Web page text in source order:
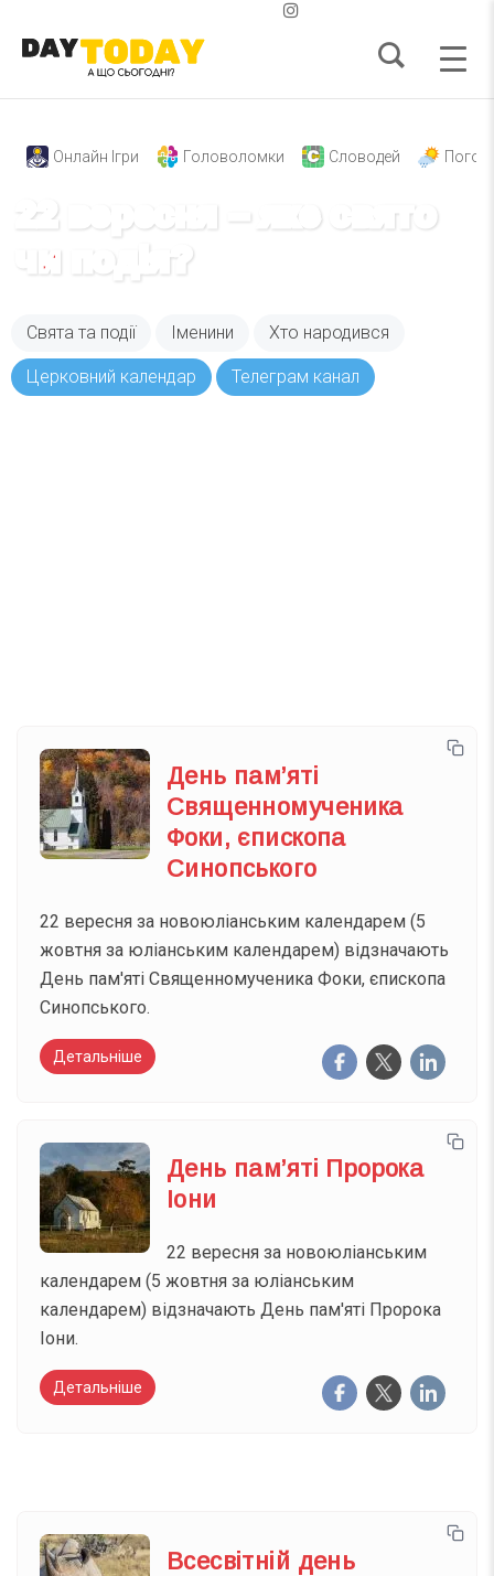
Онлайн Ігри Головоломки Словодей
22 вересня – яке свято
чи подія?
Свята та події Іменини Хто народився
Церковний календар Телеграм канал
День пам’яті
Священномученика
Фоки, єпископа
Синопського
22 вересня за новоюліанським календарем (5
жовтня за юліанським календарем) відзначають
День пам'яті Священномученика Фоки, єпископа
Синопського.
Детальніше
День пам’яті Пророка
Іони
22 вересня за новоюліанським
календарем (5 жовтня за юліанським
календарем) відзначають День пам'яті Пророка
Іони.
Детальніше
Всесвітній день